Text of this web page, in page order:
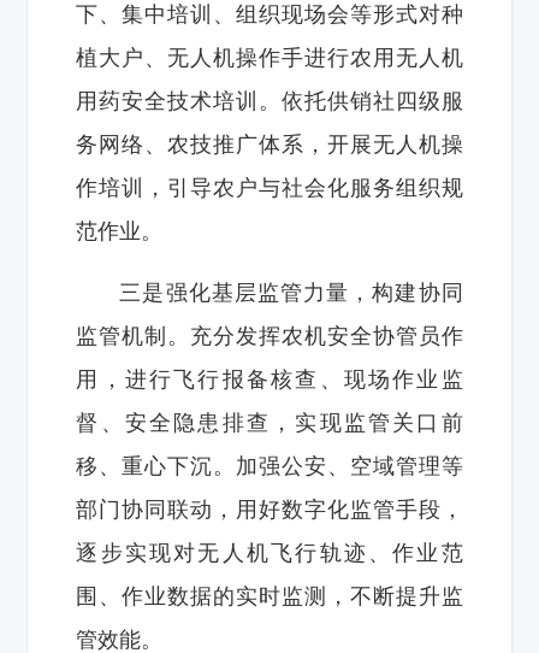
下、集中培训、组织现场会等形式对种
植大户、无人机操作手进行农用无人机
用药安全技术培训。依托供销社四级服
务网络、农技推广体系，开展无人机操
作培训，引导农户与社会化服务组织规
范作业。
三是强化基层监管力量，构建协同
监管机制。充分发挥农机安全协管员作
用，进行飞行报备核查、现场作业监
督、安全隐患排查，实现监管关口前
移、重心下沉。加强公安、空域管理等
部门协同联动，用好数字化监管手段，
逐步实现对无人机飞行轨迹、作业范
围、作业数据的实时监测，不断提升监
管效能。